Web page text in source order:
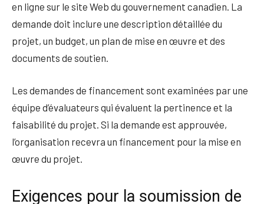
en ligne sur le site Web du gouvernement canadien. La
demande doit inclure une description détaillée du
projet, un budget, un plan de mise en œuvre et des
documents de soutien.
Les demandes de financement sont examinées par une
équipe d’évaluateurs qui évaluent la pertinence et la
faisabilité du projet. Si la demande est approuvée,
l’organisation recevra un financement pour la mise en
œuvre du projet.
Exigences pour la soumission de